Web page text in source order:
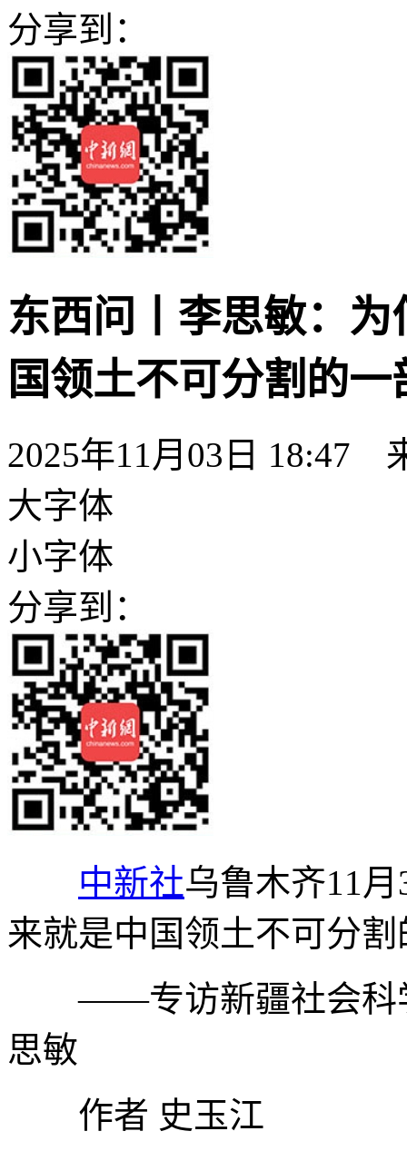
分享到：
东西问丨李思敏：
国领土不可分割的一
2025年11月03日 18:47
大字体
小字体
分享到：
中新社乌鲁木齐11
来就是中国领土不可分
——专访新疆社会科学
思敏
作者 史玉江